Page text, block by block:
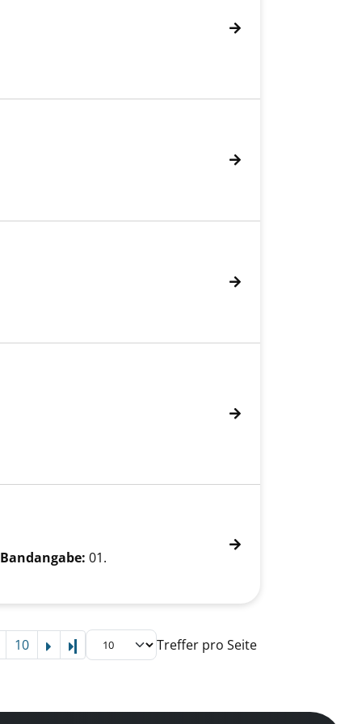
Bandangabe: 01.
10 Letzte Seite Treffer pro Seite